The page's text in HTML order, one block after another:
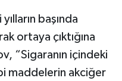
başında
ortaya çıktığına
“Sigaranın içindeki
maddelerin akciğer